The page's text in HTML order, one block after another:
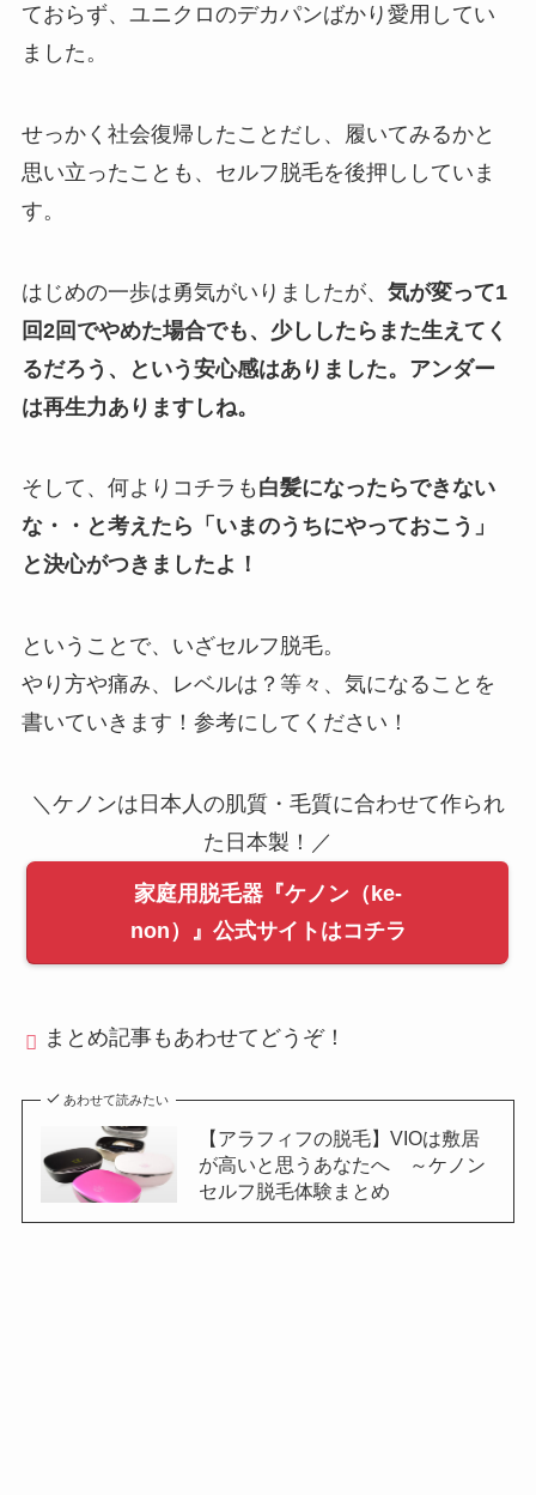
ておらず、ユニクロのデカパンばかり愛用してい
ました。
せっかく社会復帰したことだし、履いてみるかと
思い立ったことも、セルフ脱毛を後押ししていま
す。
はじめの一歩は勇気がいりましたが、 気が変って1
回2回でやめた場合でも、少ししたらまた生えてく
るだろう、という安心感はありました。アンダー
は再生力ありますしね。
そして、何よりコチラも 白髪になったらできない
な・・と考えたら「いまのうちにやっておこう」
と決心がつきましたよ！
ということで、いざセルフ脱毛。
やり方や痛み、レベルは？等々、気になることを
書いていきます！参考にしてください！
＼ケノンは日本人の肌質・毛質に合わせて作られ
た日本製！／
家庭用脱毛器『ケノン（ke-
non）』公式サイトはコチラ
まとめ記事もあわせてどうぞ！
あわせて読みたい
【アラフィフの脱毛】VIOは敷居
が高いと思うあなたへ ～ケノン
セルフ脱毛体験まとめ